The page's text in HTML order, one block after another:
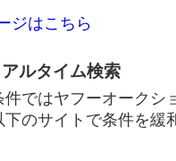
ジはこちら
ルタイム検索
ではヤフーオークシ
下のサイトで条件を緩